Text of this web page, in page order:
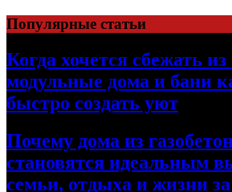
Перейти
к
содержимому
Популярные статьи
Когда хочется сбежать из
модульные дома и бани
быстро создать уют
Почему дома из
становятся идеальным
семьи, отдыха и жизни